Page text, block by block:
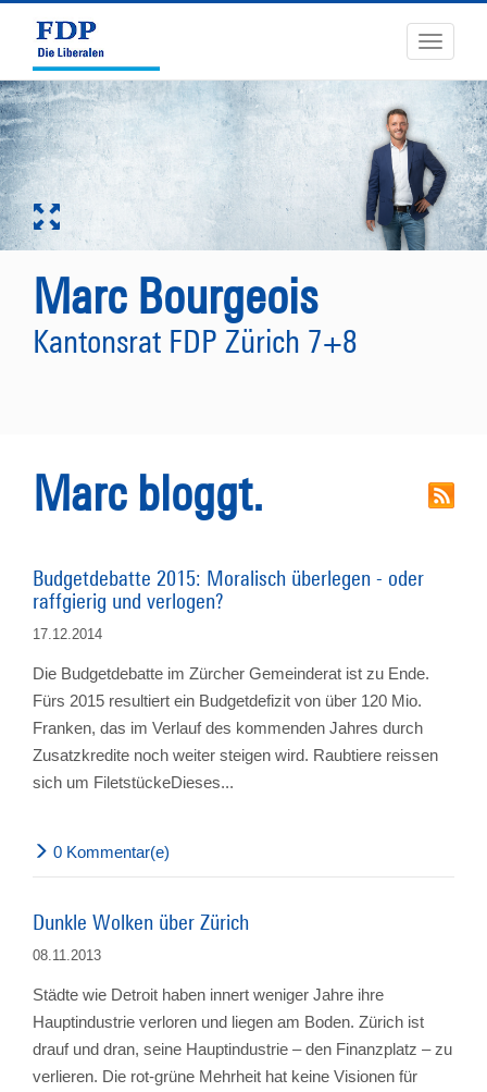
Toggle
Marc Bourgeois
Kantonsrat FDP Zürich 7+8
Marc bloggt.
Budgetdebatte 2015: Moralisch überlegen - oder
raffgierig und verlogen?
17.12.2014
Die Budgetdebatte im Zürcher Gemeinderat ist zu Ende.
Fürs 2015 resultiert ein Budgetdefizit von über 120 Mio.
Franken, das im Verlauf des kommenden Jahres durch
Zusatzkredite noch weiter steigen wird. Raubtiere reissen
sich um FiletstückeDieses...
0 Kommentar(e)
Dunkle Wolken über Zürich
08.11.2013
Städte wie Detroit haben innert weniger Jahre ihre
Hauptindustrie verloren und liegen am Boden. Zürich ist
drauf und dran, seine Hauptindustrie – den Finanzplatz – zu
verlieren. Die rot-grüne Mehrheit hat keine Visionen für